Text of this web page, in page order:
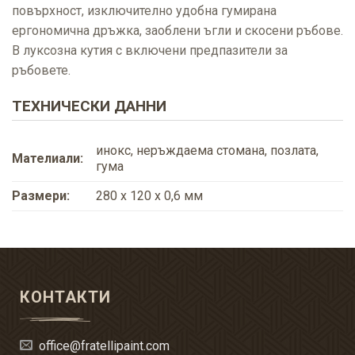
повърхност, изключително удобна гумирана
ергономична дръжка, заоблени ъгли и скосени ръбове.
В луксозна кутия с включени предпазители за
ръбовете.
ТЕХНИЧЕСКИ ДАННИ
Мателиали:
инокс, неръждаема стомана, позлата,
гума
Размери:
280 x 120 x 0,6 мм
КОНТАКТИ
office@fratellipaint.com